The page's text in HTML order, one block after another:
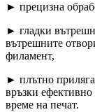
► прецизна
► гладки
вътрешните
филамент,
► плътно
връзки
време на печат.